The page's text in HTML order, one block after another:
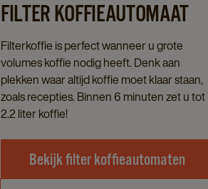
FILTER KOFFIEAUTOMAAT
Filterkoffie is perfect wanneer u grote
volumes koffie nodig heeft. Denk aan
plekken waar altijd koffie moet klaar staan,
zoals recepties. Binnen 6 minuten zet u tot
2.2 liter koffie!
Bekijk filter koffieautomaten